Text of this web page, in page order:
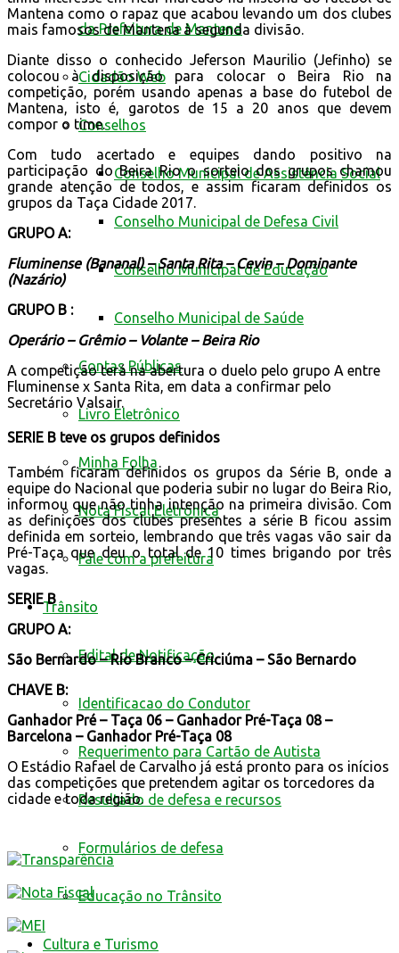
da Prefeitura de Mantena
Cidadão Web
Conselhos
Conselho Municipal de Assistência Social
Conselho Municipal de Defesa Civil
Conselho Municipal de Educação
Conselho Municipal de Saúde
Contas Públicas
Livro Eletrônico
Minha Folha
Nota Fiscal Eletrônica
Fale com a prefeitura
Trânsito
Edital de Notificação
Identificacao do Condutor
Requerimento para Cartão de Autista
Resultado de defesa e recursos
Formulários de defesa
Educação no Trânsito
Cultura e Turismo
Mantena como o rapaz que acabou levando um dos clubes
mais famosos de Mantena à segunda divisão.
Diante disso o conhecido Jeferson Maurilio (Jefinho) se
colocou à disposição para colocar o Beira Rio na
competição, porém usando apenas a base do futebol de
Mantena, isto é, garotos de 15 a 20 anos que devem
compor o time.
Com tudo acertado e equipes dando positivo na
participação do Beira Rio o sorteio dos grupos chamou
grande atenção de todos, e assim ficaram definidos os
grupos da Taça Cidade 2017.
GRUPO A:
Fluminense (Bananal) – Santa Rita – Cevin – Dominante
(Nazário)
GRUPO B :
Operário – Grêmio – Volante – Beira Rio
A competição terá na abertura o duelo pelo grupo A entre
Fluminense x Santa Rita, em data a confirmar pelo
Secretário Valsair.
SERIE B teve os grupos definidos
Também ficaram definidos os grupos da Série B, onde a
equipe do Nacional que poderia subir no lugar do Beira Rio,
informou que não tinha intenção na primeira divisão. Com
as definições dos clubes presentes a série B ficou assim
definida em sorteio, lembrando que três vagas vão sair da
Pré-Taça que deu o total de 10 times brigando por três
vagas.
SERIE B
GRUPO A:
São Bernardo – Rio Branco – Criciúma – São Bernardo
CHAVE B:
Ganhador Pré – Taça 06 – Ganhador Pré-Taça 08 –
Barcelona – Ganhador Pré-Taça 08
O Estádio Rafael de Carvalho já está pronto para os inícios
das competições que pretendem agitar os torcedores da
cidade e toda região.